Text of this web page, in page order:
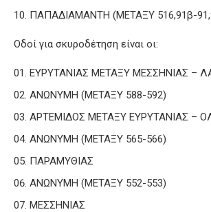
ΠΑΠΑΔΙΑΜΑΝΤΗ (ΜΕΤΑΞΥ 516,91β-
Οδοί για σκυροδέτηση είναι οι:
ΕΥΡΥΤΑΝΙΑΣ ΜΕΤΑΞΥ ΜΕΣΣΗΝΙΑΣ –
ΑΝΩΝΥΜΗ (ΜΕΤΑΞΥ 588-592)
ΑΡΤΕΜΙΔΟΣ ΜΕΤΑΞΥ ΕΥΡΥΤΑΝΙΑΣ –
ΑΝΩΝΥΜΗ (ΜΕΤΑΞΥ 565-566)
ΠΑΡΑΜΥΘΙΑΣ
ΑΝΩΝΥΜΗ (ΜΕΤΑΞΥ 552-553)
ΜΕΣΣΗΝΙΑΣ